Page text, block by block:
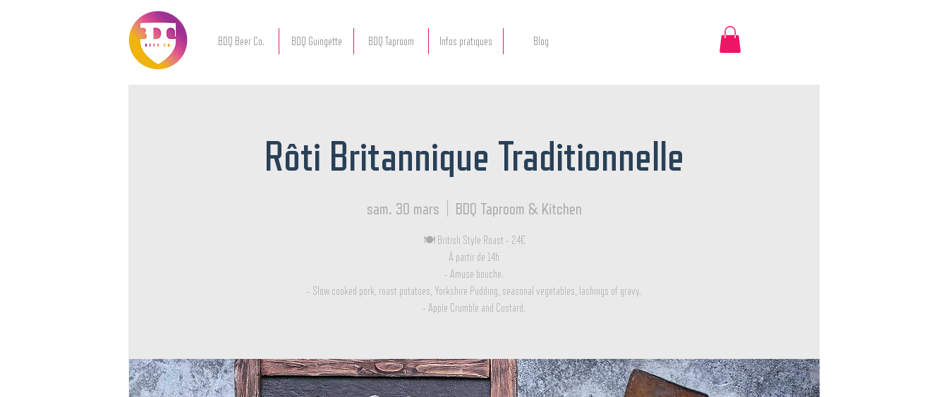
BDQ Beer Co. BDQ Guingette BDQ Taproom Infos pratiques Blog
Rôti Britannique Traditionnelle
sam. 30 mars BDQ Taproom & Kitchen
🍽️ British Style Roast - 24€
À partir de 14h
- Amuse bouche.
- Slow cooked pork, roast potatoes, Yorkshire Pudding, seasonal vegetables, lashings of gravy.
- Apple Crumble and Custard.